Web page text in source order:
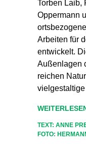
Torben Laib,
Oppermann
Arbeiten für
entwickelt.
Außenlagen
reichen
TEXT: ANNE
FOTO: